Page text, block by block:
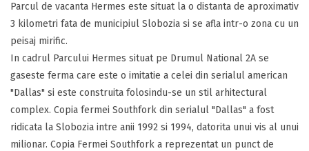
Parcul de vacanta Hermes este situat la o distanta de aproximativ
3 kilometri fata de municipiul Slobozia si se afla intr-o zona cu un
peisaj mirific.
In cadrul Parcului Hermes situat pe Drumul National 2A se
gaseste ferma care este o imitatie a celei din serialul american
"Dallas" si este construita folosindu-se un stil arhitectural
complex. Copia fermei Southfork din serialul "Dallas" a fost
ridicata la Slobozia intre anii 1992 si 1994, datorita unui vis al unui
milionar. Copia Fermei Southfork a reprezentat un punct de